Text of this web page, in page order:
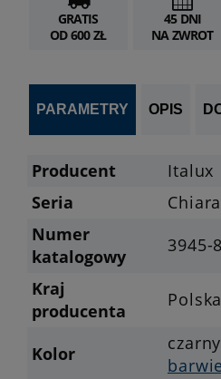
GRATIS
OD 600 ZŁ
45 DNI
NA ZWROT
PARAMETRY OPIS
Producent
Italux
Seria
Chiara
Numer
katalogowy
3945-
Kraj
producenta
Kolor
barwie